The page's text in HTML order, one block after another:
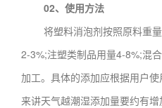
02、使用方法
将塑料消泡剂按照原料重量
2-3%;注塑类制品用量4-8%;混
加工。具体的添加应根据用户
来讲天气越潮湿添加量要约有增